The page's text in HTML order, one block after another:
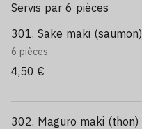
Servis par 6 pièces
301. Sake maki (saumon)
6 pièces
4,50 €
302. Maguro maki (thon)